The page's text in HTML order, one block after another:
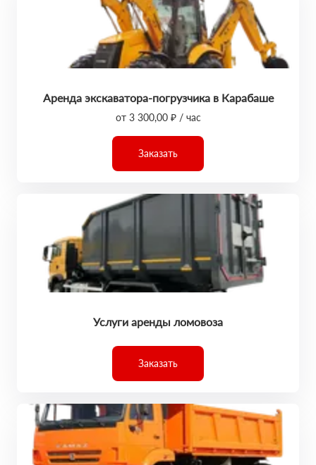
Аренда экскаватора-погрузчика в Карабаше
от 3 300,00 ₽ / час
Заказать
Услуги аренды ломовоза
Заказать